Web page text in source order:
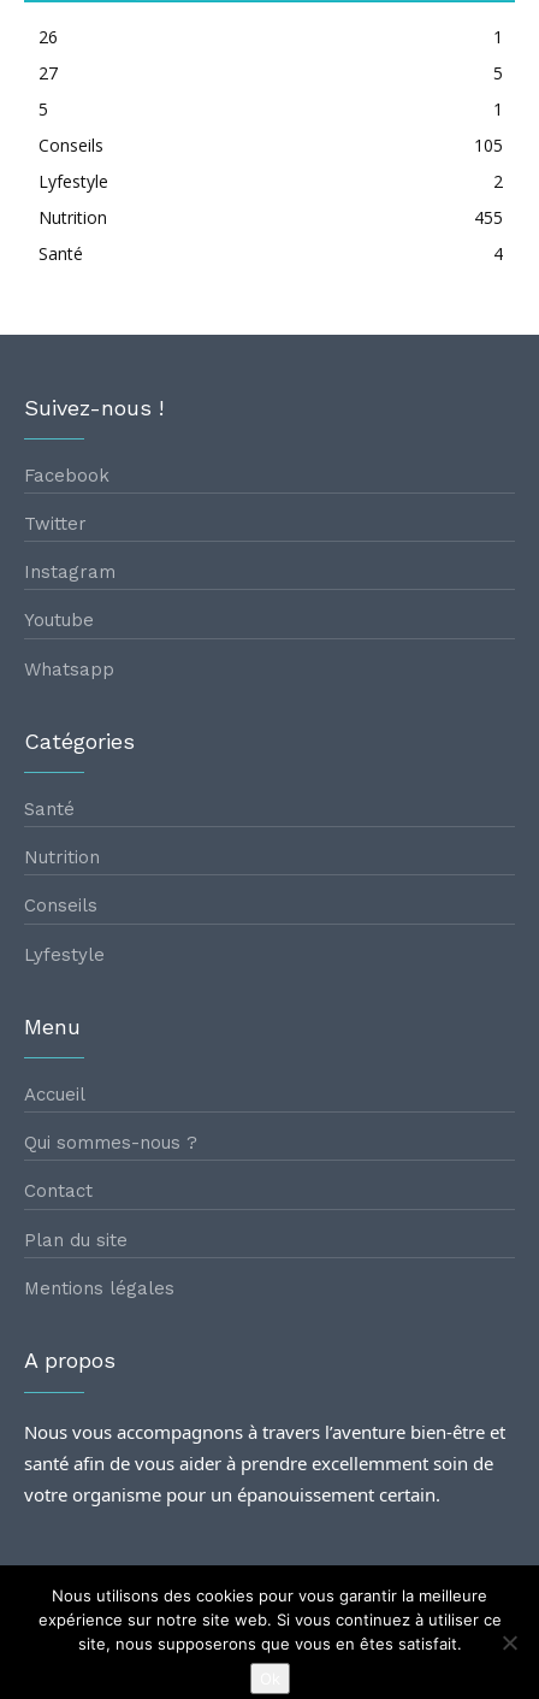
26
1
27
5
5
1
Conseils
105
Lyfestyle
2
Nutrition
455
Santé
4
Suivez-nous !
Facebook
Twitter
Instagram
Youtube
Whatsapp
Catégories
Santé
Nutrition
Conseils
Lyfestyle
Menu
Accueil
Qui sommes-nous ?
Contact
Plan du site
Mentions légales
A propos
Nous vous accompagnons à travers l’aventure bien-être et
santé afin de vous aider à prendre excellemment soin de
votre organisme pour un épanouissement certain.
Rencontres santé | Tous droits Réservés.
Nous utilisons des cookies pour vous garantir la meilleure
expérience sur notre site web. Si vous continuez à utiliser ce
site, nous supposerons que vous en êtes satisfait.